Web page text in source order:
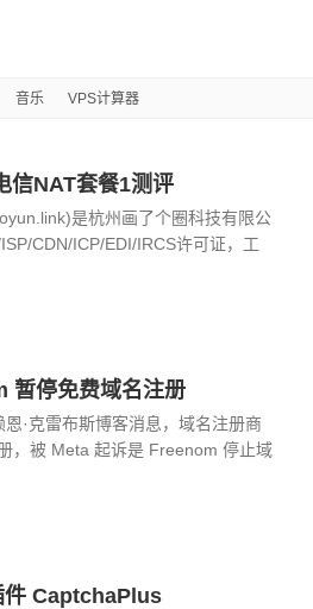
音乐 VPS计算器
信NAT套餐1测评
是杭州画了个圈科技有限公
CDN/ICP/EDI/IRCS许可证，工
暂停免费域名注册
·克雷布斯博客消息，域名注册商
，被 Meta 起诉是 Freenom 停止域
件 CaptchaPlus